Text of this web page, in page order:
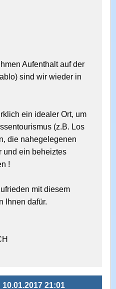
Aufenthalt auf der
sind wir wieder in
ein idealer Ort, um
(z.B. Los
die nahegelegenen
und ein beheiztes
!
mit diesem
Ihnen dafür.
10.01.2017 21:01